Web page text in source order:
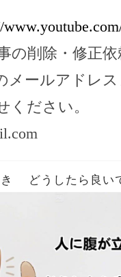
の削除・修正
メールアドレ
ください。
き どうしたら良い